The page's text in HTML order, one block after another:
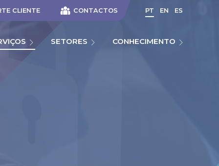
SETORES CONHECIMENTO
CLIENTE CONTACTOS PT EN ES